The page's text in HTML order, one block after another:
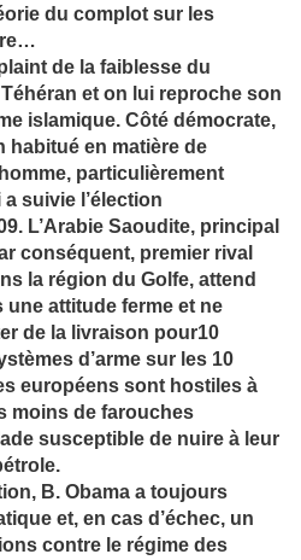
du complot sur les
de la faiblesse du
et on lui reproche son
islamique. Côté démocrate,
habitué en matière de
particulièrement
suivie l’élection
L’Arabie Saoudite, principal
conséquent, premier rival
la région du Golfe, attend
une attitude ferme et ne
de la livraison pour10
d’arme sur les 10
européens sont hostiles à
moins de farouches
susceptible de nuire à leur
B. Obama a toujours
et, en cas d’échec, un
contre le régime des